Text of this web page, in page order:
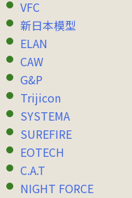
VFC
新日本模型
ELAN
CAW
G&P
Trijicon
SYSTEMA
SUREFIRE
EOTECH
C.A.T
NIGHT FORCE